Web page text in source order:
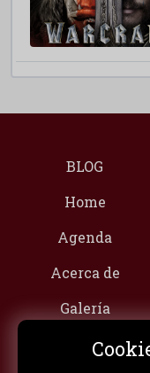
BLOG
Home
Agenda
Acerca de
Galería
Contacto